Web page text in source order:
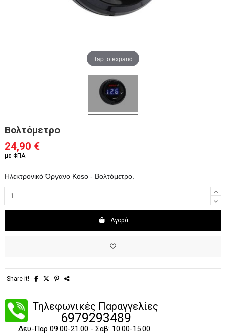
Tap to expand
Βολτόμετρο
24,90 €
με ΦΠΑ
Ηλεκτρονικό Όργανο Koso - Βολτόμετρο.
Αγορά
Share it!
Τηλεφωνικές Παραγγελίες
6979293489
Δευ-Παρ 09.00-21.00 - Σαβ: 10.00-15.00